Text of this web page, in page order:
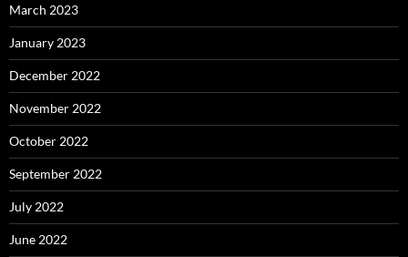
March 2023
January 2023
December 2022
November 2022
October 2022
September 2022
July 2022
June 2022